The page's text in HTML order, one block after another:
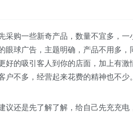
采购一些新奇产品，数量不宜多，一
眼球广告，主题明确，产品不用多，
的吸引客人到你的店面，加上有激
不多，经营起来花费的精神也不少。
还是先了解了解，给自己先充充电